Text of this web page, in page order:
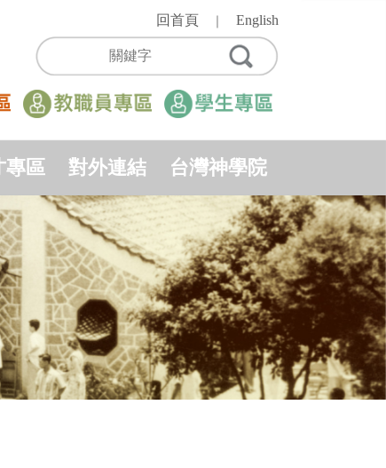
回首頁 ｜English
專區 對外連結 台灣神學院